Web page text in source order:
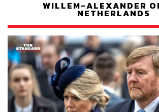
WILLEM-ALEXANDER
NETHERLANDS